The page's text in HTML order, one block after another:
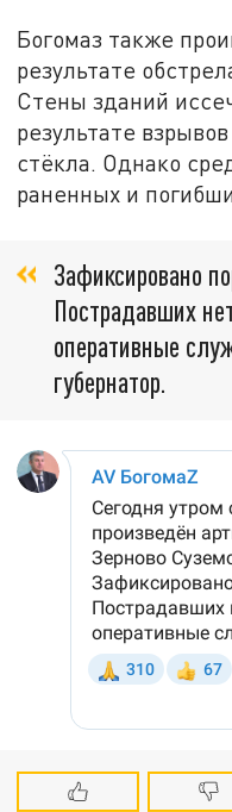
Богомаз также
результате
Стены зданий
результате
стёкла. Однако
раненных и
Зафиксировано
Пострадавших
оперативные
губернатор.